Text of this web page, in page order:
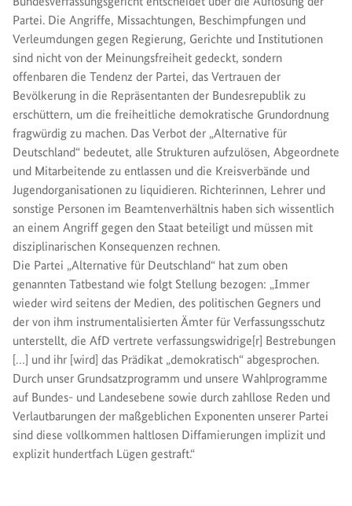
Partei. Die Angriffe, Missachtungen, Beschimpfungen und
Verleumdungen gegen Regierung, Gerichte und Institutionen
sind nicht von der Meinungsfreiheit gedeckt, sondern
offenbaren die Tendenz der Partei, das Vertrauen der
Bevölkerung in die Repräsentanten der Bundesrepublik zu
erschüttern, um die freiheitliche demokratische Grundordnung
fragwürdig zu machen. Das Verbot der „Alternative für
Deutschland“ bedeutet, alle Strukturen aufzulösen, Abgeordnete
und Mitarbeitende zu entlassen und die Kreisverbände und
Jugendorganisationen zu liquidieren. Richterinnen, Lehrer und
sonstige Personen im Beamtenverhältnis haben sich wissentlich
an einem Angriff gegen den Staat beteiligt und müssen mit
disziplinarischen Konsequenzen rechnen.
Die Partei „Alternative für Deutschland“ hat zum oben
genannten Tatbestand wie folgt Stellung bezogen: „Immer
wieder wird seitens der Medien, des politischen Gegners und
der von ihm instrumentalisierten Ämter für Verfassungsschutz
unterstellt, die AfD vertrete verfassungswidrige[r] Bestrebungen
[…] und ihr [wird] das Prädikat „demokratisch“ abgesprochen.
Durch unser Grundsatzprogramm und unsere Wahlprogramme
auf Bundes- und Landesebene sowie durch zahllose Reden und
Verlautbarungen der maßgeblichen Exponenten unserer Partei
sind diese vollkommen haltlosen Diffamierungen implizit und
explizit hundertfach Lügen gestraft.“